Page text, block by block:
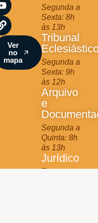
g
r
a
m
o
o
k
b
e
Ver
no
mapa
Segunda a
Sexta: 8h
às 13h
Tribunal
Segunda a
Sexta: 9h
às 12h
Arquivo
e
Segunda a
Quinta: 8h
às 13h
Jurídico
Terça e